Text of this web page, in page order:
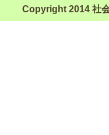
Copyright 2014 社